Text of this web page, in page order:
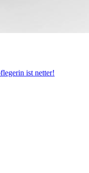
ist netter!